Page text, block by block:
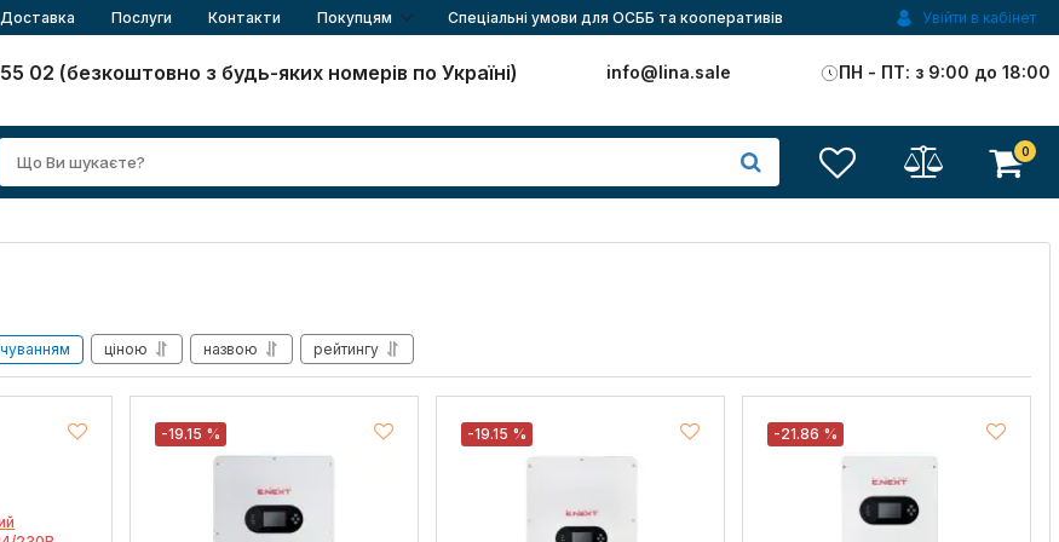
Доставка Послуги Контакти Покупцям Спеціальні умови для ОСББ та кооперативів Увійти в кабінет
02 (безкоштовно з будь-яких номерів по Україні) info@lina.sale ПН - ПТ: з 9:00 до 18:00
0
ціною назвою рейтингу
-19.15 % -19.15 % -21.86 %